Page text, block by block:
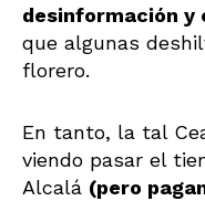
desinformación
que algunas
florero.
En tanto, la tal
viendo pasar el
Alcalá (pero